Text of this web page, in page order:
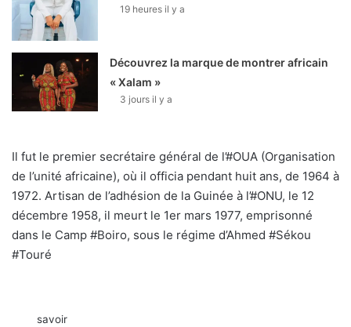
19 heures il y a
Découvrez la marque de montrer africain
« Xalam »
3 jours il y a
Il fut le premier secrétaire général de l’#OUA (Organisation
de l’unité africaine), où il officia pendant huit ans, de 1964 à
1972. Artisan de l’adhésion de la Guinée à l’#ONU, le 12
décembre 1958, il meurt le 1er mars 1977, emprisonné
dans le Camp #Boiro, sous le régime d’Ahmed #Sékou
#Touré
savoir